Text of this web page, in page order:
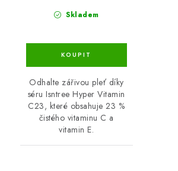
Skladem
Odhalte zářivou pleť díky
séru Isntree Hyper Vitamin
C23, které obsahuje 23 %
čistého vitaminu C a
vitamin E.